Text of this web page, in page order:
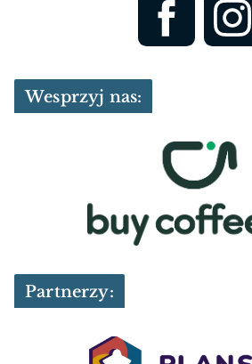
Wesprzyj nas:
Partnerzy: